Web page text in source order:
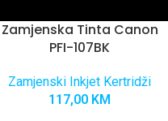
Zamjenska Tinta Canon
PFI-107BK
Zamjenski Inkjet Kertridži
117,00 KM